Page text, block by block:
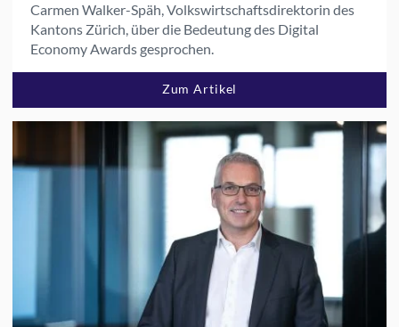
Carmen Walker-Späh, Volkswirtschaftsdirektorin des
Kantons Zürich, über die Bedeutung des Digital
Economy Awards gesprochen.
Zum Artikel